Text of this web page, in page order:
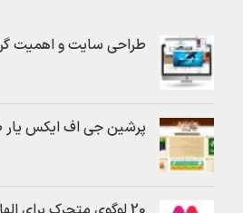
طراحی سایت و اهمیت
پرشین جی اف ایکس یار